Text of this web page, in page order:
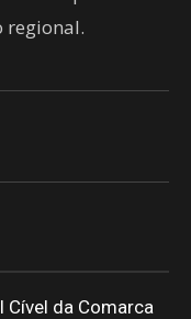
regional.
Cível da Comarca